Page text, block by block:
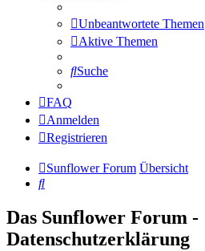
Unbeantwortete Themen
Aktive Themen
Suche
FAQ
Anmelden
Registrieren
Sunflower Forum Übersicht
Suche
Das Sunflower Forum -
Datenschutzerklärung